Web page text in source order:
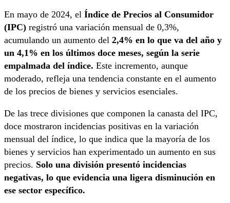
En mayo de 2024, el Índice de Precios al Consumidor
(IPC) registró una variación mensual de 0,3%,
acumulando un aumento del 2,4% en lo que va del año y
un 4,1% en los últimos doce meses, según la serie
empalmada del índice. Este incremento, aunque
moderado, refleja una tendencia constante en el aumento
de los precios de bienes y servicios esenciales.
De las trece divisiones que componen la canasta del IPC,
doce mostraron incidencias positivas en la variación
mensual del índice, lo que indica que la mayoría de los
bienes y servicios han experimentado un aumento en sus
precios. Solo una división presentó incidencias
negativas, lo que evidencia una ligera disminución en
ese sector específico.